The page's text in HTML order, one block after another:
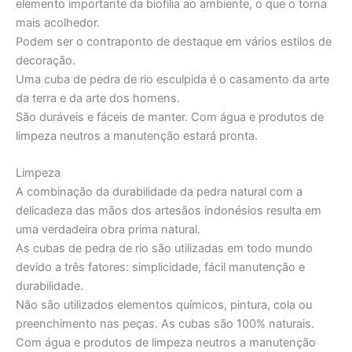
elemento importante da biofilia ao ambiente, o que o torna
mais acolhedor.
Podem ser o contraponto de destaque em vários estilos de
decoração.
Uma cuba de pedra de rio esculpida é o casamento da arte
da terra e da arte dos homens.
São duráveis e fáceis de manter. Com água e produtos de
limpeza neutros a manutenção estará pronta.
Limpeza
A combinação da durabilidade da pedra natural com a
delicadeza das mãos dos artesãos indonésios resulta em
uma verdadeira obra prima natural.
As cubas de pedra de rio são utilizadas em todo mundo
devido a três fatores: simplicidade, fácil manutenção e
durabilidade.
Não são utilizados elementos químicos, pintura, cola ou
preenchimento nas peças. As cubas são 100% naturais.
Com água e produtos de limpeza neutros a manutenção